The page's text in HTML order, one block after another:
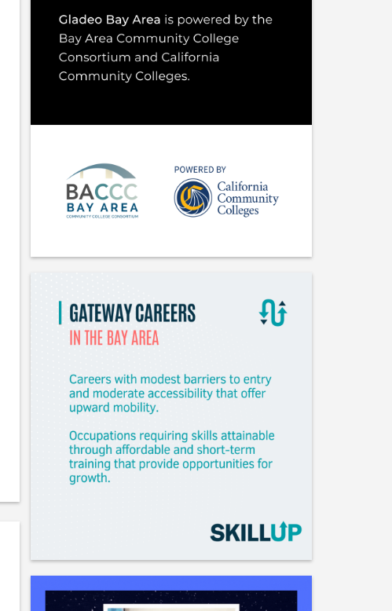
¡OFERTA DE EMPLEO! CNC: Este puesto
contribuye a la puesta en marcha de un
taller de mecanizado y actúa como mentor
Gladeo_Oficial
Hace 3 horas
máquinas CNC
Me gusta Guardar Compartir